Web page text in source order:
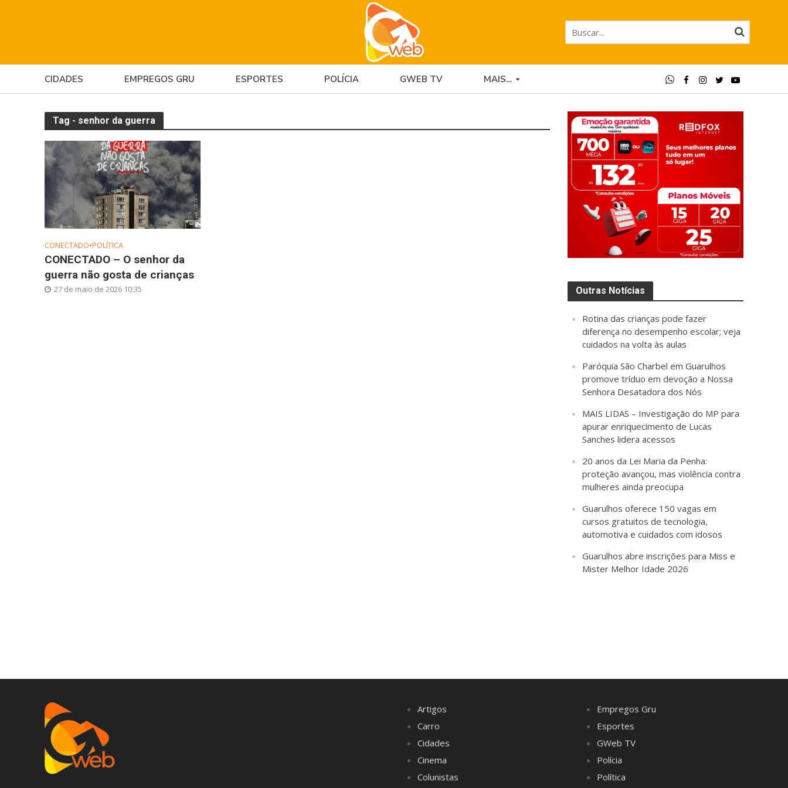
CIDADES EMPREGOS GRU ESPORTES POLÍCIA GWEB TV MAIS…
Tag - senhor da guerra
CONECTADO•POLÍTICA
CONECTADO – O senhor da
guerra não gosta de crianças
27 de maio de 2026 10:35 Outras Notícias
Rotina das crianças pode fazer
diferença no desempenho escolar; veja
cuidados na volta às aulas
Paróquia São Charbel em Guarulhos
promove tríduo em devoção a Nossa
Senhora Desatadora dos Nós
MAIS LIDAS – Investigação do MP para
apurar enriquecimento de Lucas
Sanches lidera acessos
20 anos da Lei Maria da Penha:
proteção avançou, mas violência contra
mulheres ainda preocupa
Guarulhos oferece 150 vagas em
cursos gratuitos de tecnologia,
automotiva e cuidados com idosos
Guarulhos abre inscrições para Miss e
Mister Melhor Idade 2026
Artigos
Carro
Cidades
Cinema
Colunistas
Empregos Gru
Esportes
GWeb TV
Polícia
Política